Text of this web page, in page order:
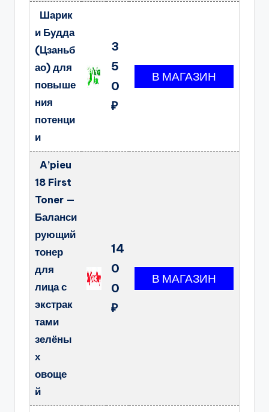
Шарик
и Будда
(Цзаньб
ао) для
повыше
ния
потенци
и
3
5
0
₽
A’pieu
18 First
Toner —
Баланси
рующий
тонер
для
лица с
экстрак
тами
зелёны
х
овоще
й
14
0
0
₽